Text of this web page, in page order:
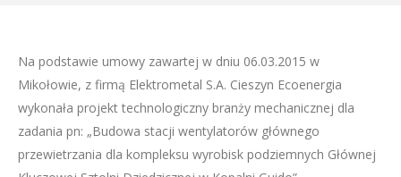
Na podstawie umowy zawartej w dniu 06.03.2015 w
Mikołowie, z firmą Elektrometal S.A. Cieszyn Ecoenergia
wykonała projekt technologiczny branży mechanicznej dla
zadania pn: „Budowa stacji wentylatorów głównego
przewietrzania dla kompleksu wyrobisk podziemnych Głównej